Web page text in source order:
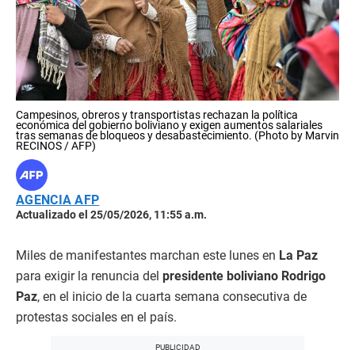
Campesinos, obreros y transportistas rechazan la política
económica del gobierno boliviano y exigen aumentos salariales
tras semanas de bloqueos y desabastecimiento. (Photo by Marvin
RECINOS / AFP)
AGENCIA AFP
Actualizado el 25/05/2026, 11:55 a.m.
Miles de manifestantes marchan este lunes en La Paz
para exigir la renuncia del presidente boliviano Rodrigo
Paz, en el inicio de la cuarta semana consecutiva de
protestas sociales en el país.